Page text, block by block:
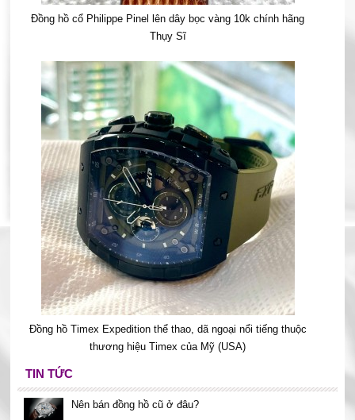
Đồng hồ cổ Philippe Pinel lên dây bọc vàng 10k chính hãng
Thụy Sĩ
Đồng hồ Timex Expedition thể thao, dã ngoại nổi tiếng thuộc
thương hiệu Timex của Mỹ (USA)
TIN TỨC
Nên bán đồng hồ cũ ở đâu?